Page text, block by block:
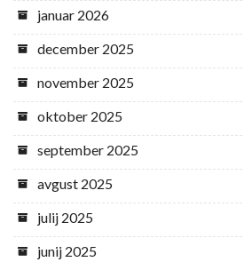
januar 2026
december 2025
november 2025
oktober 2025
september 2025
avgust 2025
julij 2025
junij 2025